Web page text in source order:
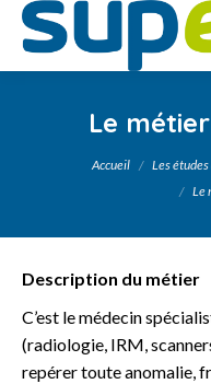
Le
Accueil Les
Le
Description du métier
C’est le médecin
(radiologie, IRM,
repérer toute anomalie,